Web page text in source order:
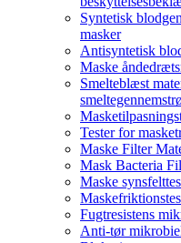
Syntetisk
masker
Antisyntetisk
Maske
Smelteblæst
Tester for
Maske Filter
Mask Bacteria
Maske
Fugtresistens
Anti-tør